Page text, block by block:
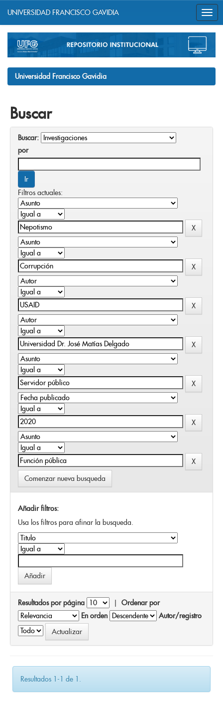
navigation
UNIVERSIDAD FRANCISCO GAVIDIA
Universidad Francisco Gavidia
Buscar
Buscar:
por
Filtros actuales:
Comenzar nueva busqueda
Añadir filtros:
Usa los filtros para afinar la busqueda.
Resultados por página | Ordenar por
En orden
Autor/registro
Resultados 1-1 de 1.